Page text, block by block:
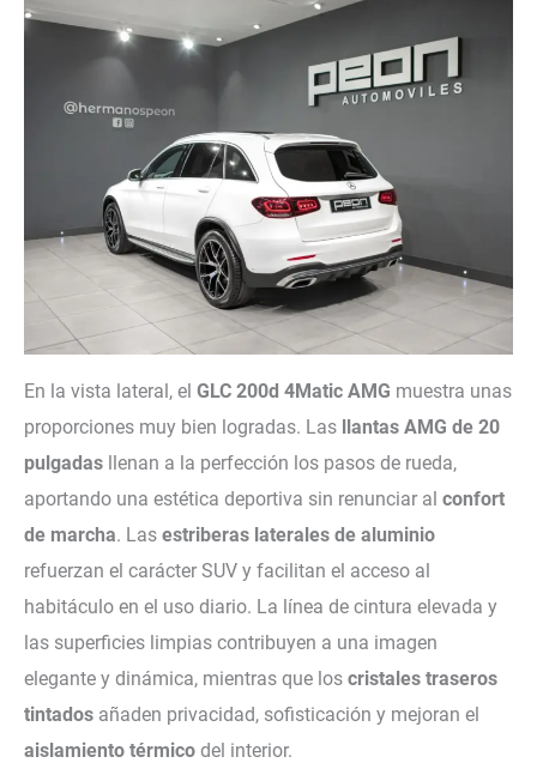
En la vista lateral, el GLC 200d 4Matic AMG muestra unas
proporciones muy bien logradas. Las llantas AMG de 20
pulgadas llenan a la perfección los pasos de rueda,
aportando una estética deportiva sin renunciar al confort
de marcha. Las estriberas laterales de aluminio
refuerzan el carácter SUV y facilitan el acceso al
habitáculo en el uso diario. La línea de cintura elevada y
las superficies limpias contribuyen a una imagen
elegante y dinámica, mientras que los cristales traseros
tintados añaden privacidad, sofisticación y mejoran el
aislamiento térmico del interior.